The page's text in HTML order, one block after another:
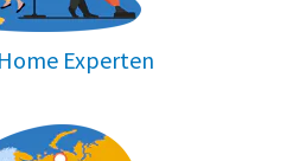
Experten